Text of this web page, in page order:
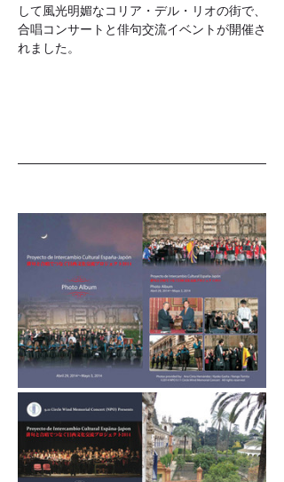
して風光明媚なコリア・デル・リオの街で、
合唱コンサートと俳句交流イベントが開催さ
れました。